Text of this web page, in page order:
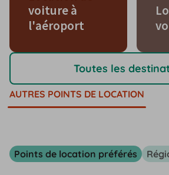
voiture à
l'aéroport
Toutes les
AUTRES POINTS DE LOCATION
Points de location préférés